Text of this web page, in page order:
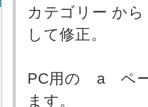
カテゴリー
して修正。
PC用の a ペ
ます。